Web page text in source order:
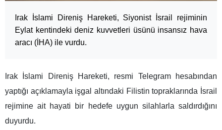
Irak İslami Direniş Hareketi, Siyonist İsrail rejiminin
Eylat kentindeki deniz kuvvetleri üsünü insansız hava
aracı (İHA) ile vurdu.
Irak İslami Direniş Hareketi, resmi Telegram hesabından
yaptığı açıklamayla işgal altındaki Filistin topraklarında İsrail
rejimine ait hayati bir hedefe uygun silahlarla saldırdığını
duyurdu.